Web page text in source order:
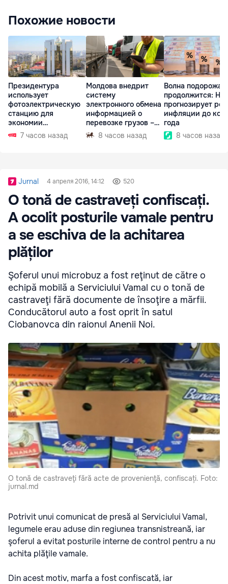
Похожие новости
Президентура
использует
фотоэлектрическую
станцию для
экономии
электроэнергии
7 часов назад
Молдова внедрит
систему
электронного обмена
информацией о
перевозке грузов –
eFTI8 часов назад
Волна
продолжится:
прогнозирует
инфляции до
года
8 часов назад
Jurnal 4 апреля 2016, 14:12 520
O tonă de castraveți confiscați.
A ocolit posturile vamale pentru
a se eschiva de la achitarea
plăților
Şoferul unui microbuz a fost reţinut de către o
echipă mobilă a Serviciului Vamal cu o tonă de
castraveţi fără documente de însoţire a mărfii.
Conducătorul auto a fost oprit în satul
Ciobanovca din raionul Anenii Noi.
O tonă de castraveţi fără acte de provenienţă, confiscați. Foto:
jurnal.md
Potrivit unui comunicat de presă al Serviciului Vamal,
legumele erau aduse din regiunea transnistreană, iar
şoferul a evitat posturile interne de control pentru a nu
achita plăţile vamale.
Din acest motiv, marfa a fost confiscată, iar